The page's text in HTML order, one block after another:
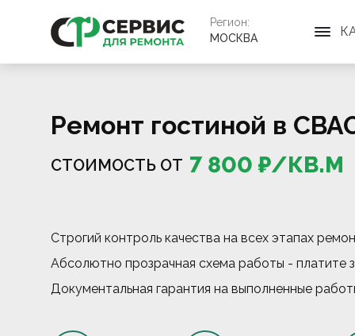
Регион:
МОСКВА
Ремонт гостиной в
СТОИМОСТЬ ОТ 7 800 ₽/КВ.М
Строгий контроль качества на всех этапах
Абсолютно прозрачная схема работы - платите
Документальная гарантия на выполненные